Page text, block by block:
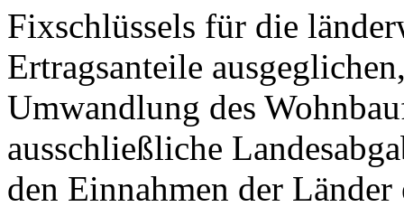
Fixschlüssels für die
Ertragsanteile
Umwandlung des
ausschließliche
den Einnahmen der